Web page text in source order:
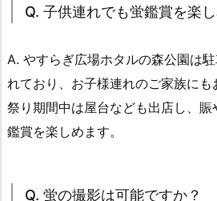
Q. 子供連れでも蛍鑑賞を楽
A. やすらぎ広場ホタルの森公園は
れており、お子様連れのご家族に
祭り期間中は屋台なども出店し、
鑑賞を楽しめます。
Q. 蛍の撮影は可能ですか？